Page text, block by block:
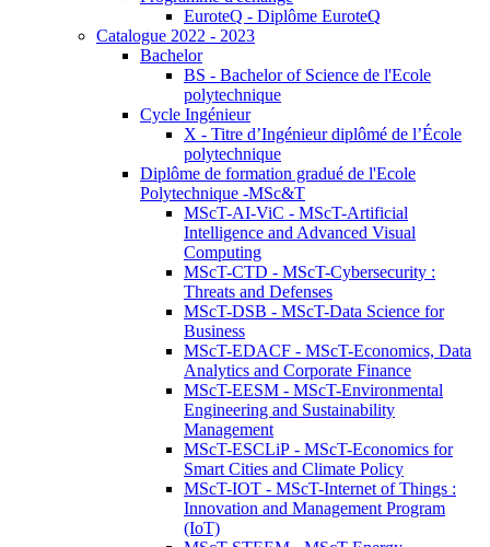
EuroteQ - Diplôme EuroteQ
Catalogue 2022 - 2023
Bachelor
BS - Bachelor of Science de l'Ecole
polytechnique
Cycle Ingénieur
X - Titre d’Ingénieur diplômé de l’École
polytechnique
Diplôme de formation gradué de l'Ecole
Polytechnique -MSc&T
MScT-AI-ViC - MScT-Artificial
Intelligence and Advanced Visual
Computing
MScT-CTD - MScT-Cybersecurity :
Threats and Defenses
MScT-DSB - MScT-Data Science for
Business
MScT-EDACF - MScT-Economics, Data
Analytics and Corporate Finance
MScT-EESM - MScT-Environmental
Engineering and Sustainability
Management
MScT-ESCLiP - MScT-Economics for
Smart Cities and Climate Policy
MScT-IOT - MScT-Internet of Things :
Innovation and Management Program
(IoT)